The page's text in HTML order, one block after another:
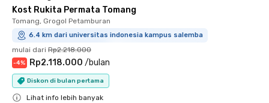
Kost Rukita Permata Tomang
Tomang, Grogol Petamburan
6.4 km dari universitas indonesia kampus salemba
mulai dari Rp2.218.000
-4% Rp2.118.000 /bulan
Diskon di bulan pertama
Lihat info lebih banyak